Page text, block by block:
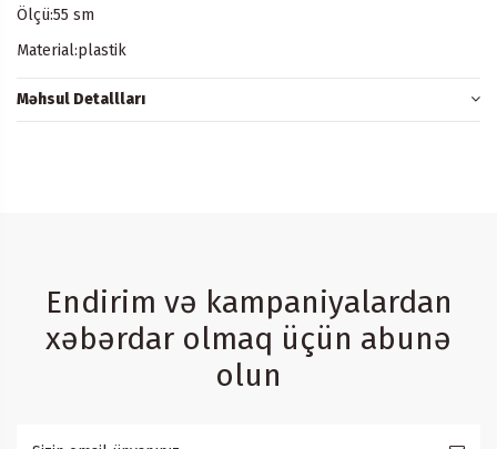
Ölçü:55 sm
Material:plastik
Məhsul Detallları
Endirim və kampaniyalardan
xəbərdar olmaq üçün abunə
olun